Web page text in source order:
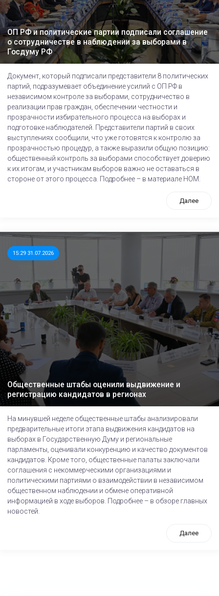
ОП РФ и политические партии подписали соглашение
о сотрудничестве в наблюдении за выборами в
Госдуму РФ
Документ, который подписали представители 8 политических
партий, подразумевает объединение усилий с ОП РФ в
независимом контроле за выборами, сотрудничество в
реализации прав граждан, обеспечении честности и
прозрачности избирательного процесса на выборах и
подготовке наблюдателей. Представители партий в своих
выступлениях сообщили, что уже готовятся к контролю за
прозрачностью процедур, а также выразили общую позицию:
общественный контроль за выборами способствует доверию
к их итогам, и участникам выборов важно не оставаться в
стороне от этого процесса. Подробнее – в материале НОМ.
Далее
15:29 31.07.2026
Общественные штабы оценили выдвижение и
регистрацию кандидатов в регионах
На минувшей неделе общественные штабы анализировали
предварительные итоги этапа выдвижения кандидатов на
выборах в Государственную Думу и региональные
парламенты, оценивали конкуренцию и качество документов
кандидатов. Кроме того, общественные палаты заключали
соглашения с некоммерческими организациями и
политическими партиями о взаимодействии в независимом
общественном наблюдении и обмене оперативной
информацией в ходе выборов. Подробнее – в обзоре главных
новостей.
Далее